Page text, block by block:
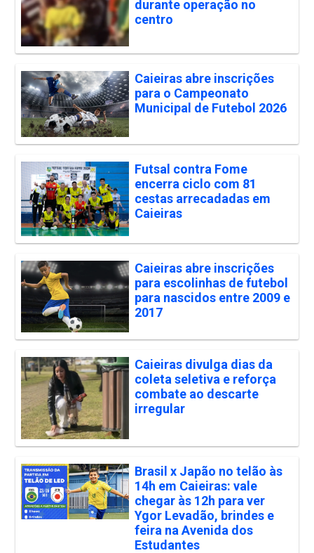
durante operação no
centro
Caieiras abre inscrições
para o Campeonato
Municipal de Futebol 2026
Futsal contra Fome
encerra ciclo com 81
cestas arrecadadas em
Caieiras
Caieiras abre inscrições
para escolinhas de futebol
para nascidos entre 2009 e
2017
Caieiras divulga dias da
coleta seletiva e reforça
combate ao descarte
irregular
Brasil x Japão no telão às
14h em Caieiras: vale
chegar às 12h para ver
Ygor Levadão, brindes e
feira na Avenida dos
Estudantes